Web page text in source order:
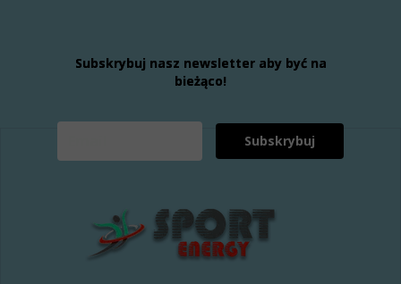
Subskrybuj nasz newsletter aby być na
bieżąco!
Subskrybuj